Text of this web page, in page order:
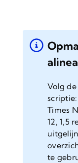
Volg
Times
12, 1,5
te